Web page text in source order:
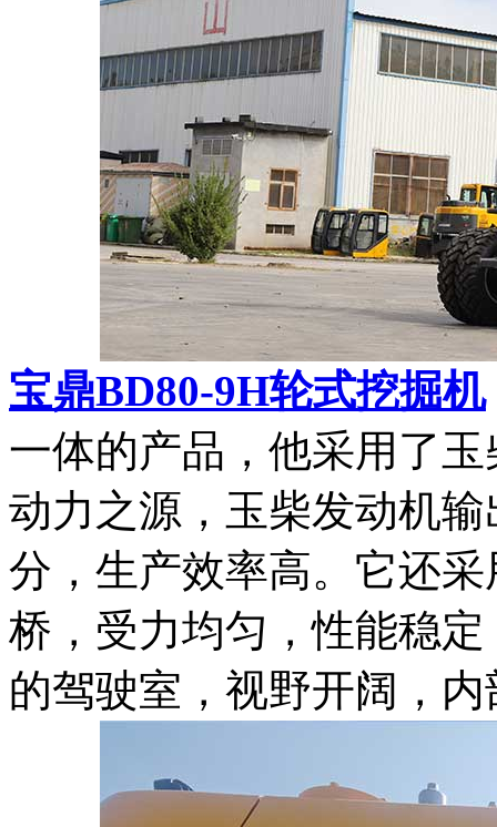
宝鼎BD80-9H轮式挖掘机
一体的产品，他采用了
动力之源，玉柴发动机
分，生产效率高。它还
桥，受力均匀，性能稳
的驾驶室，视野开阔，